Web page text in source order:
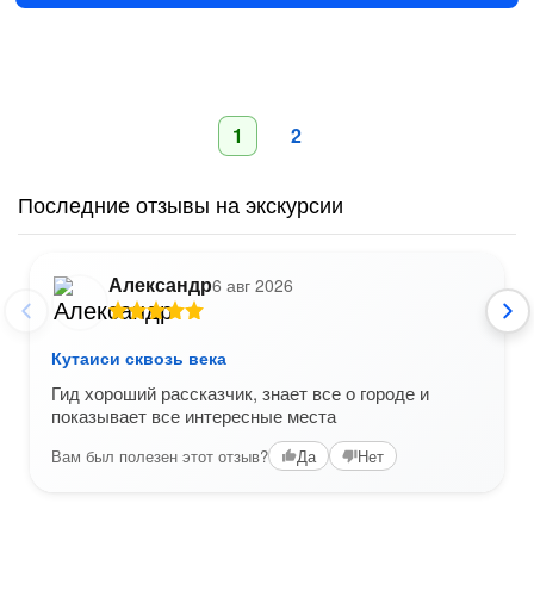
1 2
Последние отзывы на экскурсии
Александр6 авг 2026
Кутаиси сквозь века
Гид хороший рассказчик, знает все о городе и
показывает все интересные места
Вам был полезен этот отзыв? Да Нет